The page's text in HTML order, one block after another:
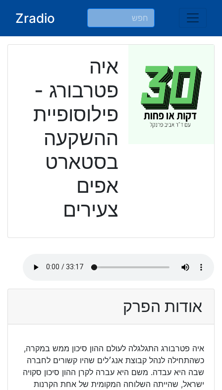
Zradio
איה
פטרבורג -
פילוסופיית
ההשקעה
בסטארט
אפים
צעירים
אודות הפרק
איה פטרבורג התגלגלה לעולם ההון סיכון ממש במקרה,
כשהתחילה לנהל קבוצת אנג׳לים שהיו קשורים לחברה
שבה היא עבדה. משם היא עברה לקרן ההון סיכון סקויה
ישראל, שהייתה השלוחה המקומית של אחת הקרנות